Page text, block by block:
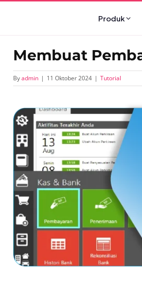
Produk
Membuat
Byadmin | 11 Oktober 2024 | Tutorial
View
Larger
Image